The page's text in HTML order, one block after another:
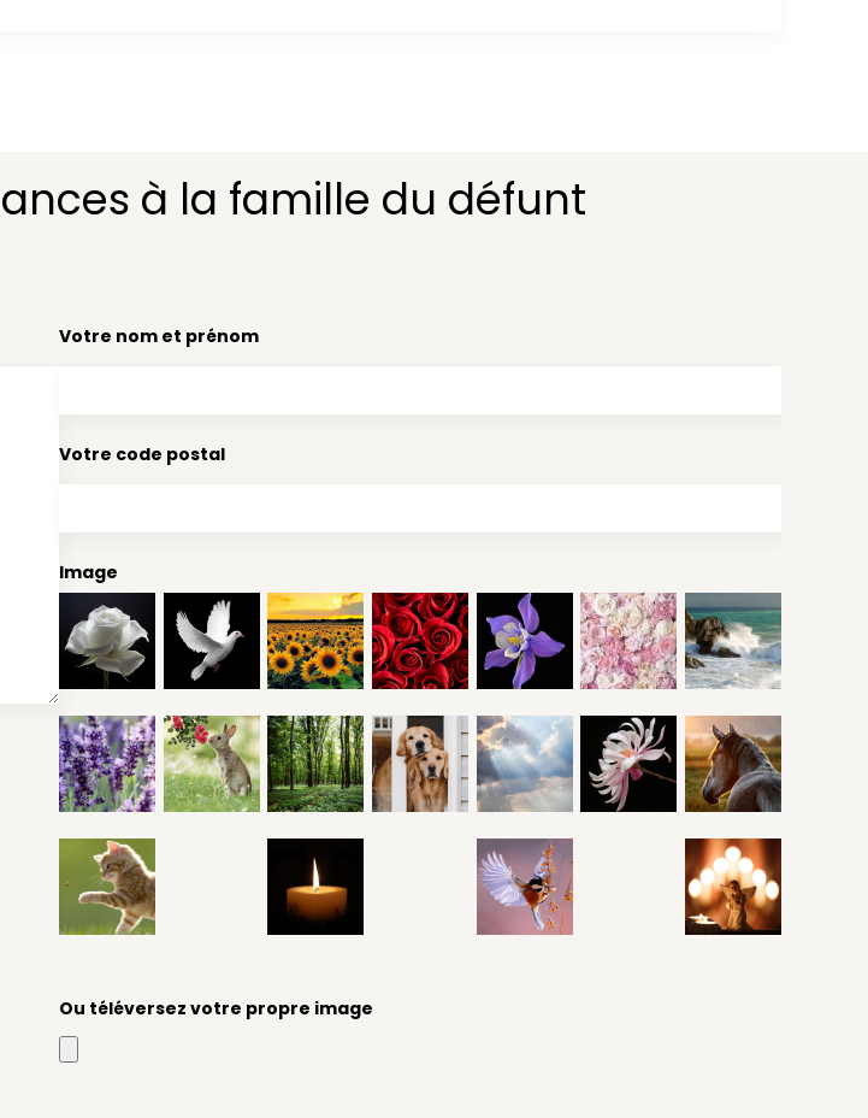
à la famille du défunt
Votre nom et prénom
Votre code postal
Image
Ou téléversez votre propre image